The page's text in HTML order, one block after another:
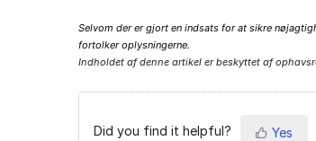
Selvom der er gjort en indsats for at sikre
fortolker oplysningerne.
Indholdet af denne artikel er beskyttet af
Did you find it helpful? Yes